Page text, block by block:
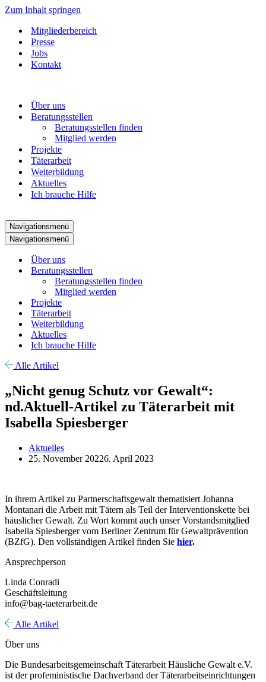
Zum Inhalt springen
Mitgliederbereich
Presse
Jobs
Kontakt
Über uns
Beratungsstellen
Beratungsstellen finden
Mitglied werden
Projekte
Täterarbeit
Weiterbildung
Aktuelles
Ich brauche Hilfe
Navigationsmenü
Navigationsmenü
Über uns
Beratungsstellen
Beratungsstellen finden
Mitglied werden
Projekte
Täterarbeit
Weiterbildung
Aktuelles
Ich brauche Hilfe
Alle Artikel
„Nicht genug Schutz vor Gewalt“:
nd.Aktuell-Artikel zu Täterarbeit mit
Isabella Spiesberger
Aktuelles
25. November 20226. April 2023
In ihrem Artikel zu Partnerschaftsgewalt thematisiert Johanna
Montanari die Arbeit mit Tätern als Teil der Interventionskette bei
häuslicher Gewalt. Zu Wort kommt auch unser Vorstandsmitglied
Isabella Spiesberger vom Berliner Zentrum für Gewaltprävention
(BZfG). Den vollständigen Artikel finden Sie hier.
Ansprechperson
Linda Conradi
Geschäftsleitung
info@bag-taeterarbeit.de
Alle Artikel
Über uns
Die Bundesarbeitsgemeinschaft Täterarbeit Häusliche Gewalt e.V.
ist der profeministische Dachverband der Täterarbeitseinrichtungen